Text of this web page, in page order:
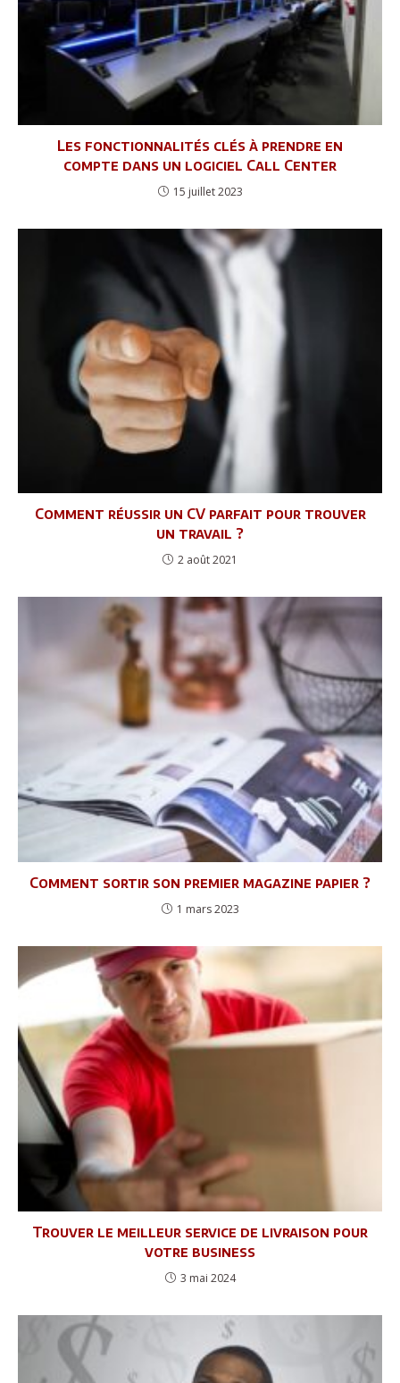
Les fonctionnalités clés à prendre en
compte dans un logiciel Call Center
15 juillet 2023
Comment réussir un CV parfait pour trouver
un travail ?
2 août 2021
Comment sortir son premier magazine papier ?
1 mars 2023
Trouver le meilleur service de livraison pour
votre business
3 mai 2024